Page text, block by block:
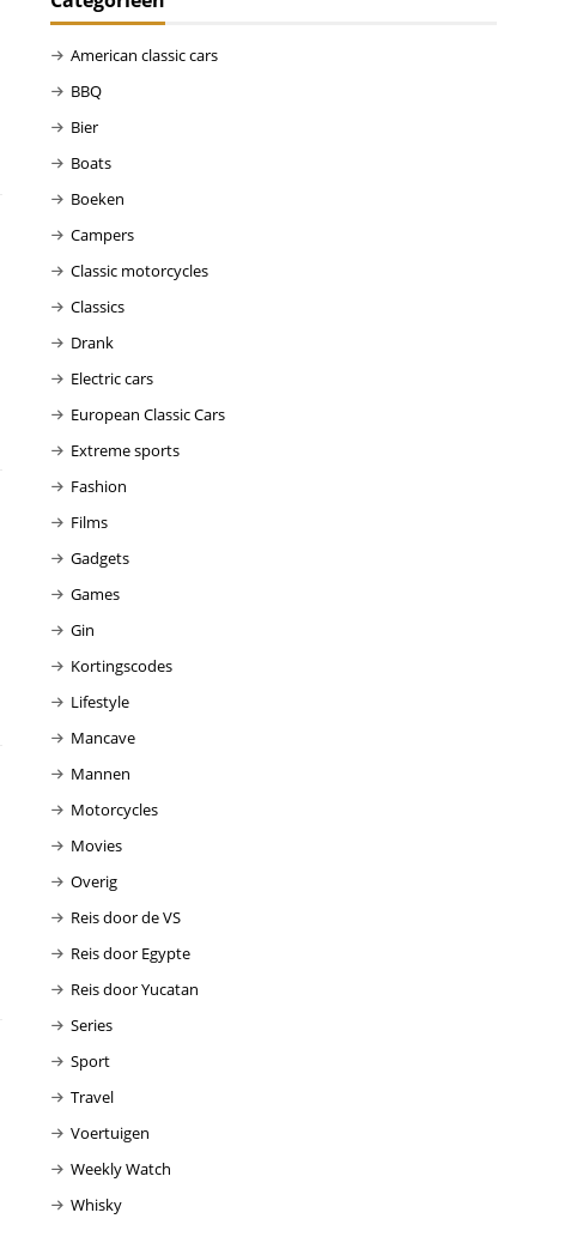
American classic cars
BBQ
Bier
Boats
Boeken
Campers
Classic motorcycles
Classics
Drank
Electric cars
European Classic Cars
Extreme sports
Fashion
Films
Gadgets
Games
Gin
Kortingscodes
Lifestyle
Mancave
Mannen
Motorcycles
Movies
Overig
Reis door de VS
Reis door Egypte
Reis door Yucatan
Series
Sport
Travel
Voertuigen
Weekly Watch
Whisky